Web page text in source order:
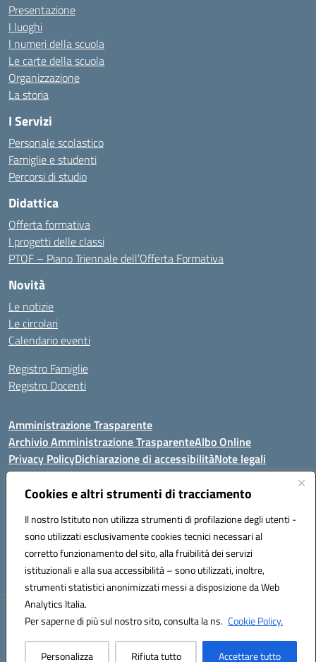
Cookies e altri strumenti di tracciamento
Il nostro Istituto non utilizza strumenti di profilazione degli utenti -
sono utilizzati esclusivamente cookies tecnici necessari al
corretto funzionamento del sito, alla fruibilità dei servizi
istituzionali e alla sua accessibilità – sono utilizzati, inoltre,
strumenti statistici anonimizzati messi a disposizione da Web
Analytics Italia.
Per saperne di più sul nostro sito, consulta la ns. Cookie Policy.
Personalizza Rifiuta tutto Accettare tutto
Presentazione
I luoghi
I numeri della scuola
Le carte della scuola
Organizzazione
La storia
I Servizi
Personale scolastico
Famiglie e studenti
Percorsi di studio
Didattica
Offerta formativa
I progetti delle classi
PTOF – Piano Triennale dell’Offerta Formativa
Novità
Le notizie
Le circolari
Calendario eventi
Registro Famiglie
Registro Docenti
Amministrazione Trasparente
Archivio Amministrazione TrasparenteAlbo Online
Privacy PolicyDichiarazione di accessibilitàNote legali
Istituto Comprensivo Statale
Via Cupa Campanariello, 5 - 80059, Torre del Greco (NA)
Tel. +39 0818834377 - Fax +39 0818834377 - Cod.Fisc. 95170530638
Email: naic8df00a@istruzione.it - PEC: naic8df00a@pec.istruzione.it
Hosting & Powered by 3D Solution S.r.l.
Concept & Design by Designers Italia